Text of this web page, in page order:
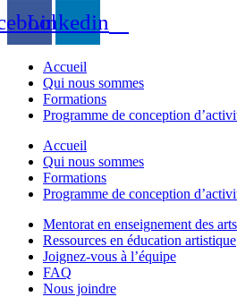
Linkedin
Accueil
Qui nous sommes
Formations
Programme de conception
Accueil
Qui nous sommes
Formations
Programme de conception
Mentorat en enseignement des arts
Ressources en éducation artistique
Joignez-vous à l’équipe
FAQ
Nous joindre